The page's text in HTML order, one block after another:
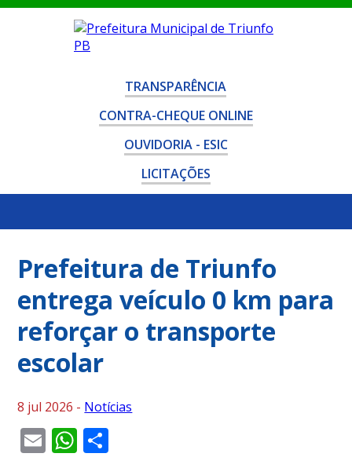
TRANSPARÊNCIA
CONTRA-CHEQUE ONLINE
OUVIDORIA - ESIC
LICITAÇÕES
Prefeitura de Triunfo
entrega veículo 0 km para
reforçar o transporte
escolar
8 jul 2026 - Notícias
EmailWhatsApp